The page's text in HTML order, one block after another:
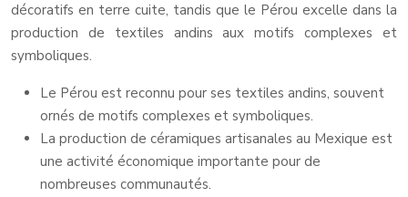
décoratifs en terre cuite, tandis que le Pérou excelle dans la
production de textiles andins aux motifs complexes et
symboliques.
Le Pérou est reconnu pour ses textiles andins, souvent
ornés de motifs complexes et symboliques.
La production de céramiques artisanales au Mexique est
une activité économique importante pour de
nombreuses communautés.